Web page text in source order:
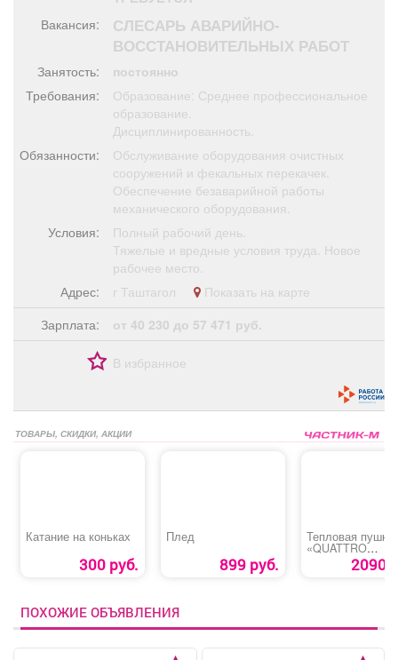
Поздравления
Я - пенсионер
Вакансия:
СЛЕСАРЬ АВАРИЙНО-
ВОССТАНОВИТЕЛЬНЫХ РАБОТ
Занятость:
постоянно
Требования:
Образование: Среднее профессиональное
образование.
Дисциплинированность.
Обязанности:
Обслуживание оборудования очистных
сооружений и фекальных перекачек.
Обеспечение безаварийной работы
механического оборудования.
Условия:
Полный рабочий день.
Тяжелые и вредные условия труда. Новое
рабочее место.
Адрес:
г Таштагол
Показать на карте
Зарплата:
от 40 230 до 57 471 руб.
В избранное
ТОВАРЫ, СКИДКИ, АКЦИИ
Катание на коньках
300 руб.
Плед
899 руб.
Тепловая пушка
«QUATTRO
ELEMENTI QE-
2090
ПОХОЖИЕ ОБЪЯВЛЕНИЯ